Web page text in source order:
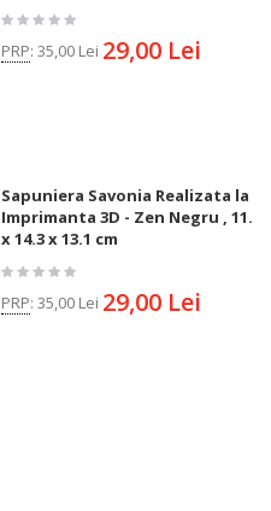
PRP: 35,00 Lei 29,00 Lei
Sapuniera Savonia Realizata la
Imprimanta 3D - Zen Negru , 11.4
x 14.3 x 13.1 cm
PRP: 35,00 Lei 29,00 Lei